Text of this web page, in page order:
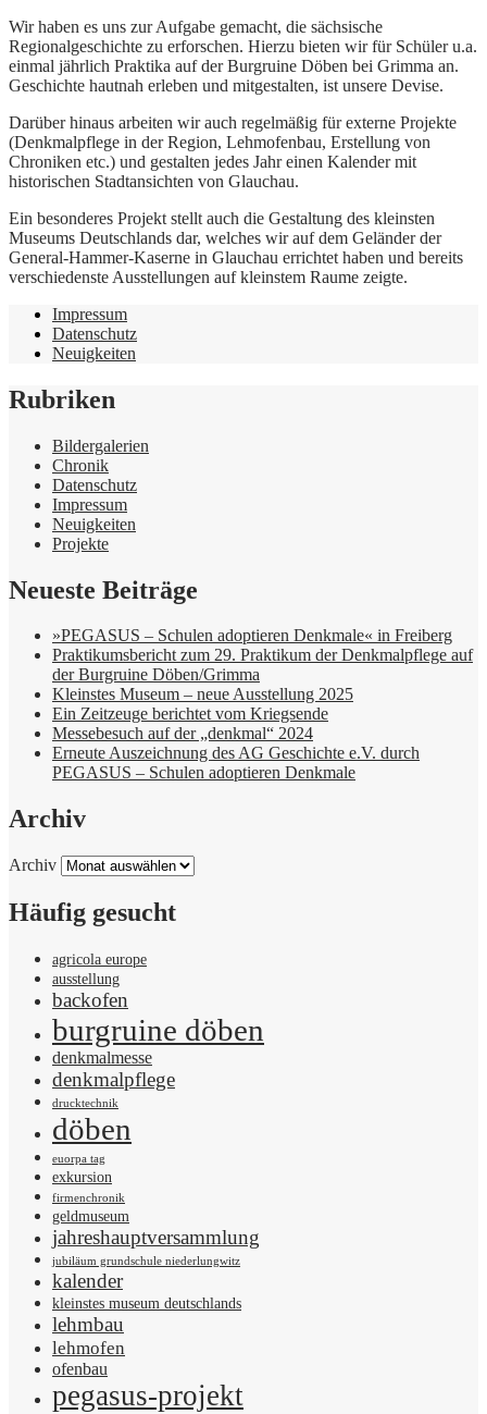
Wir haben es uns zur Aufgabe gemacht, die sächsische
Regionalgeschichte zu erforschen. Hierzu bieten wir für Schüler u.a.
einmal jährlich Praktika auf der Burgruine Döben bei Grimma an.
Geschichte hautnah erleben und mitgestalten, ist unsere Devise.
Darüber hinaus arbeiten wir auch regelmäßig für externe Projekte
(Denkmalpflege in der Region, Lehmofenbau, Erstellung von
Chroniken etc.) und gestalten jedes Jahr einen Kalender mit
historischen Stadtansichten von Glauchau.
Ein besonderes Projekt stellt auch die Gestaltung des kleinsten
Museums Deutschlands dar, welches wir auf dem Geländer der
General-Hammer-Kaserne in Glauchau errichtet haben und bereits
verschiedenste Ausstellungen auf kleinstem Raume zeigte.
Impressum
Datenschutz
Neuigkeiten
Rubriken
Bildergalerien
Chronik
Datenschutz
Impressum
Neuigkeiten
Projekte
Neueste Beiträge
»PEGASUS – Schulen adoptieren Denkmale« in Freiberg
Praktikumsbericht zum 29. Praktikum der Denkmalpflege auf
der Burgruine Döben/Grimma
Kleinstes Museum – neue Ausstellung 2025
Ein Zeitzeuge berichtet vom Kriegsende
Messebesuch auf der „denkmal“ 2024
Erneute Auszeichnung des AG Geschichte e.V. durch
PEGASUS – Schulen adoptieren Denkmale
Archiv
Archiv
Häufig gesucht
agricola europe
ausstellung
backofen
burgruine döben
denkmalmesse
denkmalpflege
drucktechnik
döben
euorpa tag
exkursion
firmenchronik
geldmuseum
jahreshauptversammlung
jubiläum grundschule niederlungwitz
kalender
kleinstes museum deutschlands
lehmbau
lehmofen
ofenbau
pegasus-projekt